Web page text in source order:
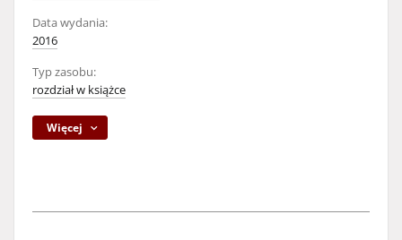
Data wydania:
2016
Typ zasobu:
rozdział w książce
Więcej